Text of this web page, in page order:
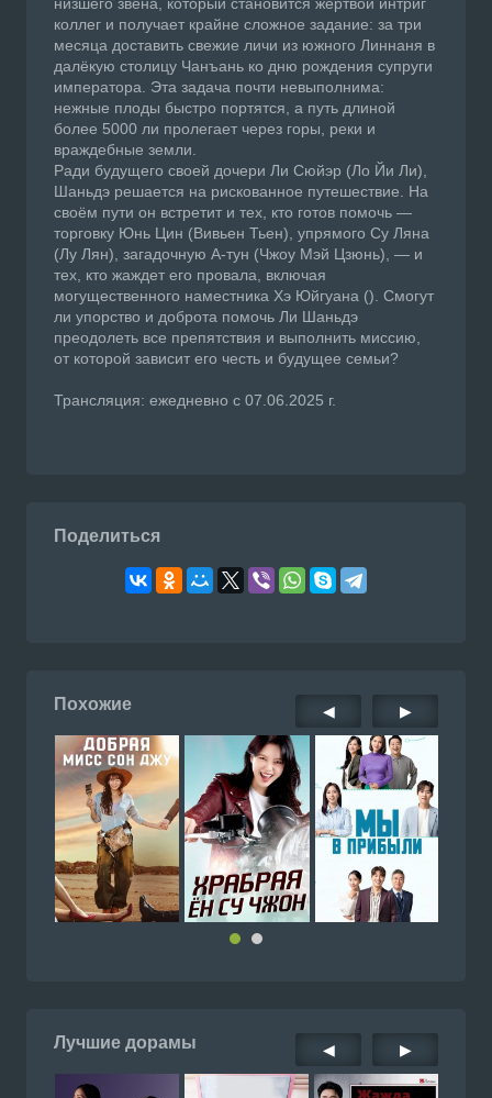
низшего звена, который становится жертвой интриг
коллег и получает крайне сложное задание: за три
месяца доставить свежие личи из южного Линнаня в
далёкую столицу Чанъань ко дню рождения супруги
императора. Эта задача почти невыполнима:
нежные плоды быстро портятся, а путь длиной
более 5000 ли пролегает через горы, реки и
враждебные земли.
Ради будущего своей дочери Ли Сюйэр (Ло Йи Ли),
Шаньдэ решается на рискованное путешествие. На
своём пути он встретит и тех, кто готов помочь —
торговку Юнь Цин (Вивьен Тьен), упрямого Су Ляна
(Лу Лян), загадочную А-тун (Чжоу Мэй Цзюнь), — и
тех, кто жаждет его провала, включая
могущественного наместника Хэ Юйгуана (). Смогут
ли упорство и доброта помочь Ли Шаньдэ
преодолеть все препятствия и выполнить миссию,
от которой зависит его честь и будущее семьи?
Трансляция: ежедневно с 07.06.2025 г.
Поделиться
Похожие ◀ ▶
Лучшие дорамы ◀ ▶